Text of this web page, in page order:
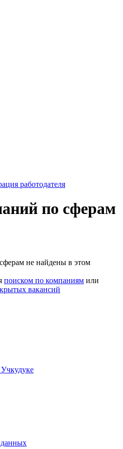
работодателя
по сферам
не найдены в этом
поиском по компаниям или
вакансий